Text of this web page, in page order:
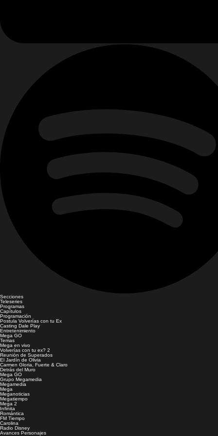
Secciones
Teleseries
Programas
Capítulos
Programación
Postula Volverías con tu Ex
Casting Dale Play
Entretenimiento
Mega GO
Temas
Mega en vivo
Volverías con tu ex? 2
Reunión de Superados
El Jardín de Olivia
Carmen Gloria, Fuerte & Claro
Detrás del Muro
Mega GO
Grupo Megamedia
Megamedia
Mega
Meganoticias
Megatiempo
Mega 2
Infinita
Romántica
FM Tiempo
Carolina
Radio Disney
Avances Personajes